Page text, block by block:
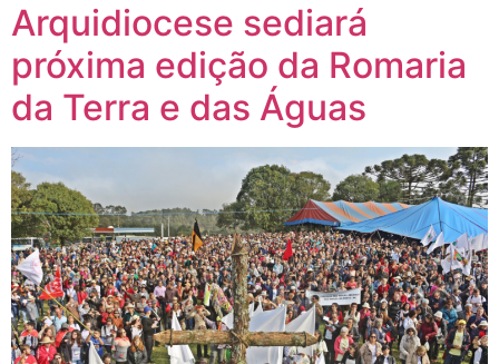
Arquidiocese sediará
próxima edição da Romaria
da Terra e das Águas